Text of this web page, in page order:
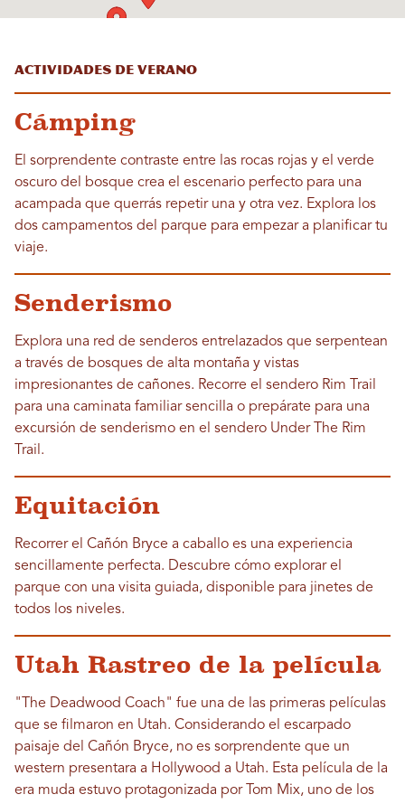
Actividades de verano
Cámping
El sorprendente contraste entre las rocas rojas y el verde
oscuro del bosque crea el escenario perfecto para una
acampada que querrás repetir una y otra vez. Explora los
dos campamentos del parque para empezar a planificar tu
viaje.
Senderismo
Explora una red de senderos entrelazados que serpentean
a través de bosques de alta montaña y vistas
impresionantes de cañones. Recorre el sendero Rim Trail
para una caminata familiar sencilla o prepárate para una
excursión de senderismo en el sendero Under The Rim
Trail.
Equitación
Recorrer el Cañón Bryce a caballo es una experiencia
sencillamente perfecta. Descubre cómo explorar el
parque con una visita guiada, disponible para jinetes de
todos los niveles.
Utah Rastreo de la película
"The Deadwood Coach" fue una de las primeras películas
que se filmaron en Utah. Considerando el escarpado
paisaje del Cañón Bryce, no es sorprendente que un
western presentara a Hollywood a Utah. Esta película de la
era muda estuvo protagonizada por Tom Mix, uno de los